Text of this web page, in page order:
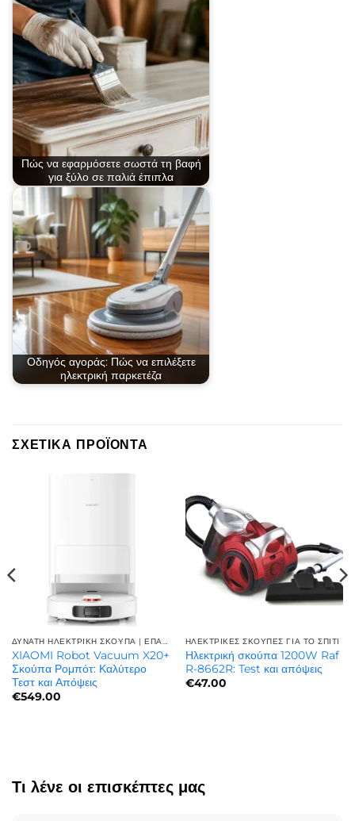
Πώς να εφαρμόσετε σωστά τη βαφή
για ξύλο σε παλιά έπιπλα
Οδηγός αγοράς: Πώς να επιλέξετε
ηλεκτρική παρκετέζα
ΣΧΕΤΙΚΆ ΠΡΟΪΌΝΤΑ
ΔΥΝΑΤΗ ΗΛΕΚΤΡΙΚΗ ΣΚΟΥΠΑ | ΕΠΑΓΓΕΛΜΑΤΙΚΉ ΙΣΧΎΣ
XIAOMI Robot Vacuum X20+
Σκούπα Ρομπότ: Καλύτερο
Τεστ και Απόψεις
€549.00
ΗΛΕΚΤΡΙΚΈΣ ΣΚΟΎΠΕΣ ΓΙΑ ΤΟ ΣΠΊΤΙ
Ηλεκτρική σκούπα 1200W Raf
R-8662R: Test και απόψεις
€47.00
Τι λένε οι επισκέπτες μας